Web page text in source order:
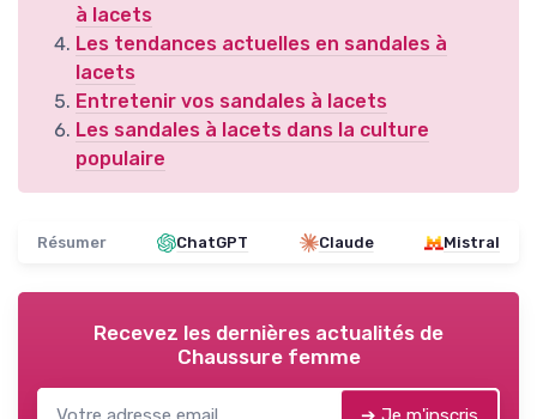
à lacets
Les tendances actuelles en sandales à
lacets
Entretenir vos sandales à lacets
Les sandales à lacets dans la culture
populaire
Résumer ChatGPT Claude Mistral
Recevez les dernières actualités de
Chaussure femme